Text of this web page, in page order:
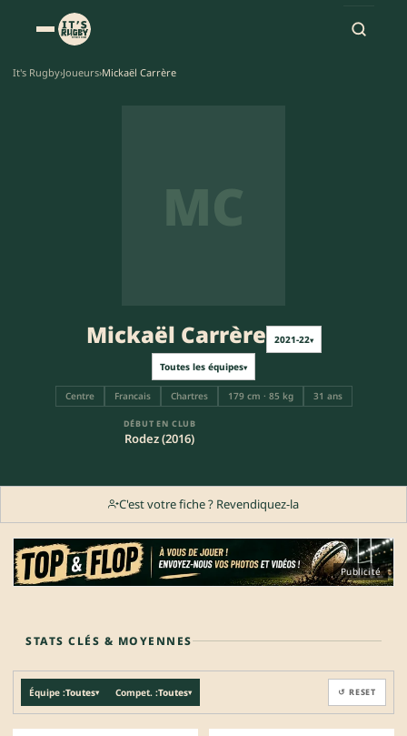
It's Rugby›Joueurs›Mickaël Carrère
MC
Mickaël Carrère 2021-22▾
Toutes les équipes▾
Centre Francais Chartres 179 cm · 85 kg 31 ans
DÉBUT EN CLUB
Rodez (2016)
C'est votre fiche ? Revendiquez-la
Publicité
STATS CLÉS & MOYENNES
Équipe :Toutes▾ Compet. :Toutes▾ ↺ RESET